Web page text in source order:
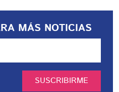
MÁS NOTICIAS
SUSCRIBIRME